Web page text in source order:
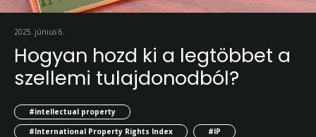
2025. június 6.
Hogyan hozd ki a legtöbbet a
szellemi tulajdonodból?
#intellectual property
#International Property Rights Index
#IP